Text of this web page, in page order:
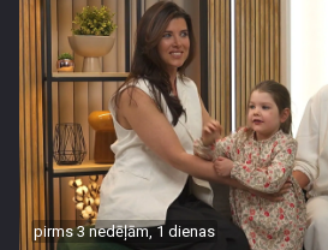
pirms 3 nedēļām, 1 dienas